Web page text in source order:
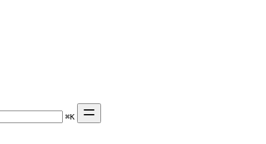
⌘K